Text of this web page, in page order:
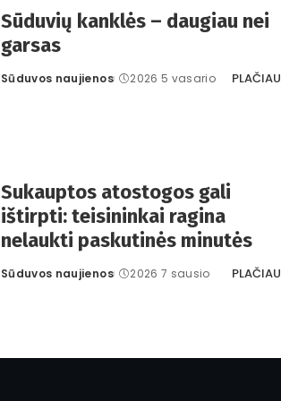
Sūduvių kanklės – daugiau nei
garsas
Posted
Sūduvos naujienos 2026 5 vasario PLAČIAU
Sukauptos atostogos gali
ištirpti: teisininkai ragina
nelaukti paskutinės minutės
Posted
Sūduvos naujienos 2026 7 sausio PLAČIAU